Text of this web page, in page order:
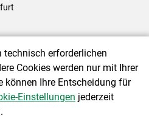
|Barrierefreiheit|
technisch erforderlichen
Cookies werden nur mit Ihrer
können Ihre Entscheidung für
Einstellungen jederzeit